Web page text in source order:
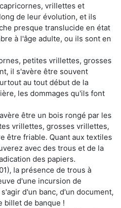
vrillettes et
de leur évolution, et ils
presque translucide en état
à l'âge adulte, ou ils sont en
petites vrillettes, grosses
il s'avère être souvent
au tout début de la
les dommages qu'ils font
être un bois rongé par les
vrillettes, grosses vrillettes,
être friable. Quant aux textiles
avec des trous et de la
des papiers.
la présence de trous à
d'une incursion de
d'un banc, d'un document,
billet de banque !